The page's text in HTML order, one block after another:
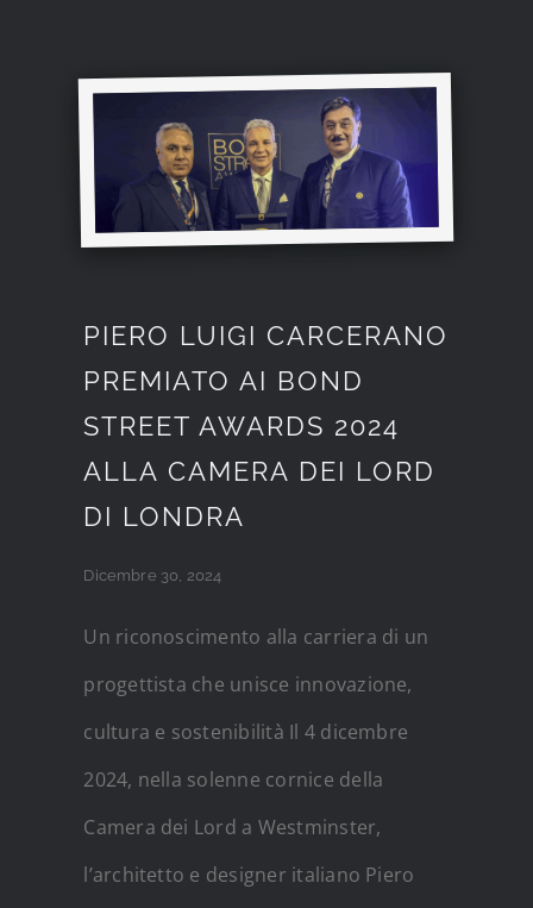
PIERO LUIGI CARCERANO
PREMIATO AI BOND
STREET AWARDS 2024
ALLA CAMERA DEI LORD
DI LONDRA
Dicembre 30, 2024
Un riconoscimento alla carriera di un
progettista che unisce innovazione,
cultura e sostenibilità Il 4 dicembre
2024, nella solenne cornice della
Camera dei Lord a Westminster,
l’architetto e designer italiano Piero